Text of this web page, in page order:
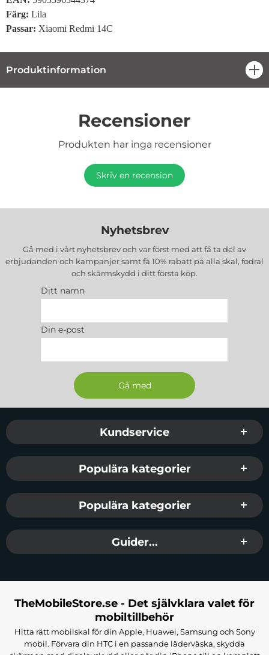
Färg: Lila
Passar: Xiaomi Redmi 14C
Produktinformation
Recensioner
Produkten har inga recensioner
Skriv en recension
Nyhetsbrev
Gå med i vårt nyhetsbrev och var först med att få ta del av
erbjudanden och kampanjer samt få 10% rabatt på alla skal, fodral
och skärmskydd i ditt första köp.
Ditt namn
Din e-post
Sidfot Blandad info och länkar
Kundservice
Populära kategorier
Populära kategorier
Guider...
TheMobileStore.se - Det självklara valet för
mobiltillbehör
Hitta rätt mobilskal för din Apple, Huawei, Samsung och Sony
mobil. Förvara din HTC i en passande läderväska, skydda